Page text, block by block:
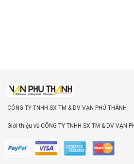
CÔNG TY TNHH SX TM & DV VẠN PHÚ THÀNH
Giới thiệu về CÔNG TY TNHH SX TM & DV VẠN